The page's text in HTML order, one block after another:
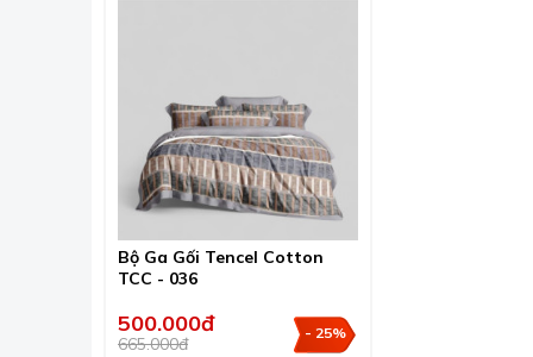
Bộ Ga Gối Tencel Cotton
TCC - 036
500.000đ
665.000đ
- 25%